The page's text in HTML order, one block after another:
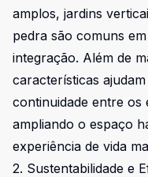
amplos, jardins
pedra são comuns
integração. Além de
características
continuidade entre os
ampliando o espaço
experiência de vida
2. Sustentabilidade e